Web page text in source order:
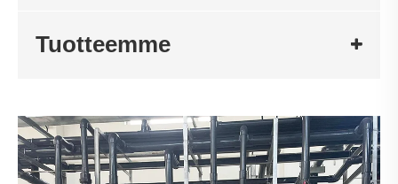
Tuotteemme